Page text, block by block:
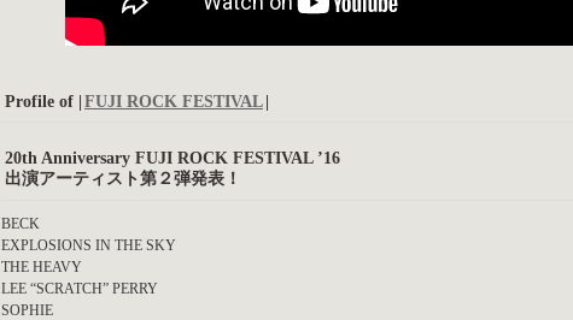
Profile of | FUJI ROCK FESTIVAL
20th Anniversary FUJI ROCK FESTIVAL ’16
出演アーティスト第２弾発表！
BECK
EXPLOSIONS IN THE SKY
THE HEAVY
LEE “SCRATCH” PERRY
SOPHIE